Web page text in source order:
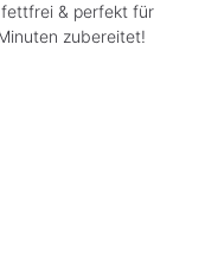
& perfekt für
zubereitet!